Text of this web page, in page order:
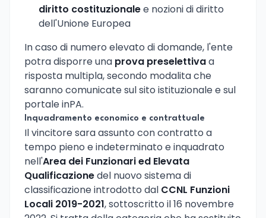
diritto costituzionalee nozioni di diritto
dell'Unione Europea
In caso di numero elevato di domande, l'ente
potra disporre una prova preselettivaa
risposta multipla, secondo modalita che
saranno comunicate sul sito istituzionale e sul
portale inPA.
Inquadramento economico e contrattuale
Il vincitore sara assunto con contratto a
tempo pieno e indeterminato e inquadrato
nell'Area dei Funzionari ed Elevata
Qualificazionedel nuovo sistema di
classificazione introdotto dal CCNL Funzioni
Locali 2019-2021, sottoscritto il 16 novembre